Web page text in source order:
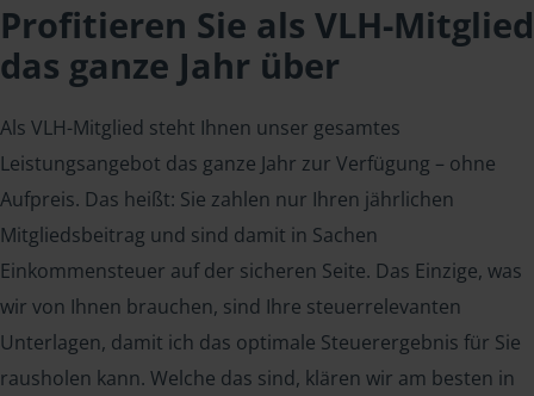
Profitieren Sie als VLH-Mitglied
das ganze Jahr über
Als VLH-Mitglied steht Ihnen unser gesamtes
Leistungsangebot das ganze Jahr zur Verfügung – ohne
Aufpreis. Das heißt: Sie zahlen nur Ihren jährlichen
Mitgliedsbeitrag und sind damit in Sachen
Einkommensteuer auf der sicheren Seite. Das Einzige, was
wir von Ihnen brauchen, sind Ihre steuerrelevanten
Unterlagen, damit ich das optimale Steuerergebnis für Sie
rausholen kann. Welche das sind, klären wir am besten in